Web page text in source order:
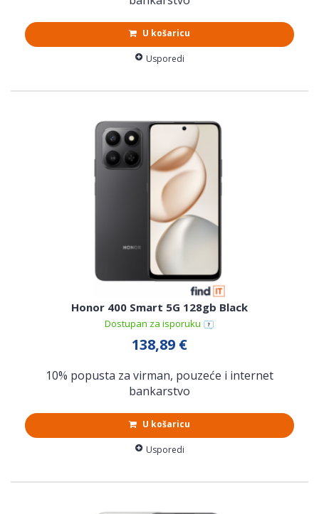
U košaricu
Usporedi
Honor 400 Smart 5G 128gb Black
Dostupan za isporuku
138,89 €
10% popusta za virman, pouzeće i internet
bankarstvo
U košaricu
Usporedi